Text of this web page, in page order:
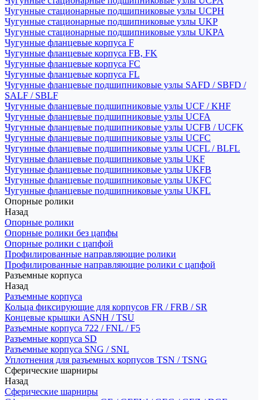
Чугунные стационарные подшипниковые узлы UCPH
Чугунные стационарные подшипниковые узлы UKP
Чугунные стационарные подшипниковые узлы UKPA
Чугунные фланцевые корпуса F
Чугунные фланцевые корпуса FB, FK
Чугунные фланцевые корпуса FC
Чугунные фланцевые корпуса FL
Чугунные фланцевые подшипниковые узлы SAFD / SBFD /
SALF / SBLF
Чугунные фланцевые подшипниковые узлы UCF / KHF
Чугунные фланцевые подшипниковые узлы UCFA
Чугунные фланцевые подшипниковые узлы UCFB / UCFK
Чугунные фланцевые подшипниковые узлы UCFC
Чугунные фланцевые подшипниковые узлы UCFL / BLFL
Чугунные фланцевые подшипниковые узлы UKF
Чугунные фланцевые подшипниковые узлы UKFB
Чугунные фланцевые подшипниковые узлы UKFC
Чугунные фланцевые подшипниковые узлы UKFL
Опорные ролики
Назад
Опорные ролики
Опорные ролики без цапфы
Опорные ролики с цапфой
Профилированные направляющие ролики
Профилированные направляющие ролики с цапфой
Разъемные корпуса
Назад
Разъемные корпуса
Кольца фиксирующие для корпусов FR / FRB / SR
Концевые крышки ASNH / TSU
Разъемные корпуса 722 / FNL / F5
Разъемные корпуса SD
Разъемные корпуса SNG / SNL
Уплотнения для разъемных корпусов TSN / TSNG
Сферические шарниры
Назад
Сферические шарниры